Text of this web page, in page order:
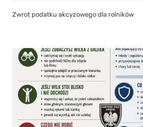
Zwrot podatku akcyzowego dla rolników